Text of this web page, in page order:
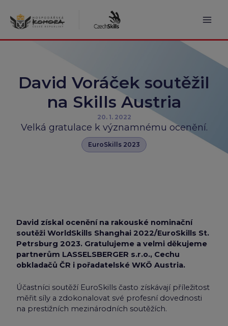
obsah
David Voráček soutěžil
na Skills Austria
20. 1. 2022
Velká gratulace k významnému ocenění.
EuroSkills 2023
David získal ocenění na rakouské nominační
soutěži WorldSkills Shanghai 2022/EuroSkills St.
Petrsburg 2023. Gratulujeme a velmi děkujeme
partnerům LASSELSBERGER s.r.o., Cechu
obkladačů ČR i pořadatelské WKÖ Austria.
Účastníci soutěží EuroSkills často získávají příležitost
měřit síly a zdokonalovat své profesní dovednosti
na prestižních mezinárodních soutěžích.